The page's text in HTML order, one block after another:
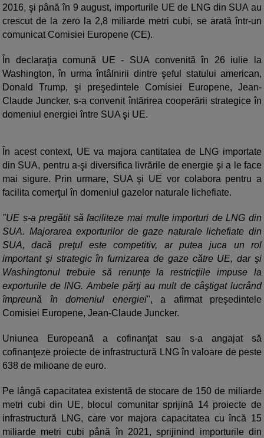
2016, şi până în 9 august, importurile UE de LNG din SUA au
crescut de la zero la 2,8 miliarde metri cubi, se arată într-un
comunicat Comisiei Europene (CE).
În declaraţia comună UE - SUA convenită în 26 iulie la
Washington, în urma întâlnirii dintre şeful statului american,
Donald Trump, şi preşedintele Comisiei Europene, Jean-
Claude Juncker, s-a convenit întărirea cooperării strategice în
domeniul energiei între SUA şi UE.
În acest context, UE va majora cantitatea de LNG importate
din SUA, pentru a-şi diversifica livrările de energie şi a le face
mai sigure. Prin urmare, SUA şi UE vor colabora pentru a
facilita comerţul în domeniul gazelor naturale lichefiate.
"UE s-a pregătit să faciliteze mai multe importuri de LNG din
SUA. Majorarea exporturilor de gaze naturale lichefiate din
SUA, dacă preţul este competitiv, ar putea juca un rol
important şi strategic în furnizarea de gaze către UE, dar şi
Washingtonul trebuie să renunţe la restricţiile impuse la
exporturile de lNG. Ambele părţi au mult de câştigat lucrând
împreună în domeniul energiei", a afirmat preşedintele
Comisiei Europene, Jean-Claude Juncker.
Uniunea Europeană a cofinanţat sau s-a angajat să
cofinanţeze proiecte de infrastructură LNG în valoare de peste
638 de milioane de euro.
Pe lângă capacitatea existentă de stocare de 150 de miliarde
metri cubi din UE, blocul comunitar sprijină 14 proiecte de
infrastructură LNG, care vor majora capacitatea cu încă 15
miliarde metri cubi până în 2021, sprijinind importurile din